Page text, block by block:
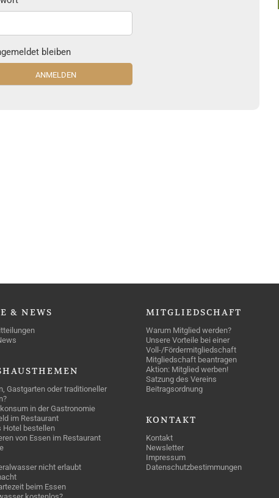
bleiben
& NEWS
Gastgarten oder traditioneller
in der Gastronomie
im Restaurant
Hotel bestellen
von Essen im Restaurant
nicht erlaubt
beim Essen
MITGLIEDSCHAFT
Warum Mitglied werden?
Unsere Vorteile bei einer
Voll-/Fördermitgliedschaft
Mitgliedschaft beantragen
Aktion: Mitglied werben!
Satzung des Vereins
Beitragsordnung
KONTAKT
Kontakt
Newsletter
Impressum
Datenschutzbestimmungen